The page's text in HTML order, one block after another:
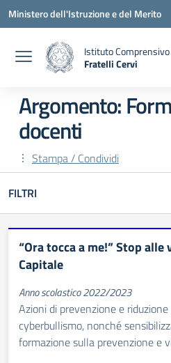
Vai ai contenuti
Vai al menu di navigazione
Vai al footer
Ministero dell'Istruzione e del Merito
Istituto
Fratelli Cervi
Argomento:
docenti
Stampa / Condividi
FILTRI
“Ora tocca a me!” Stop alle
Capitale
Anno scolastico 2022/2023
Azioni di prevenzione e
cyberbullismo, nonché
formazione sulla prevenzione e